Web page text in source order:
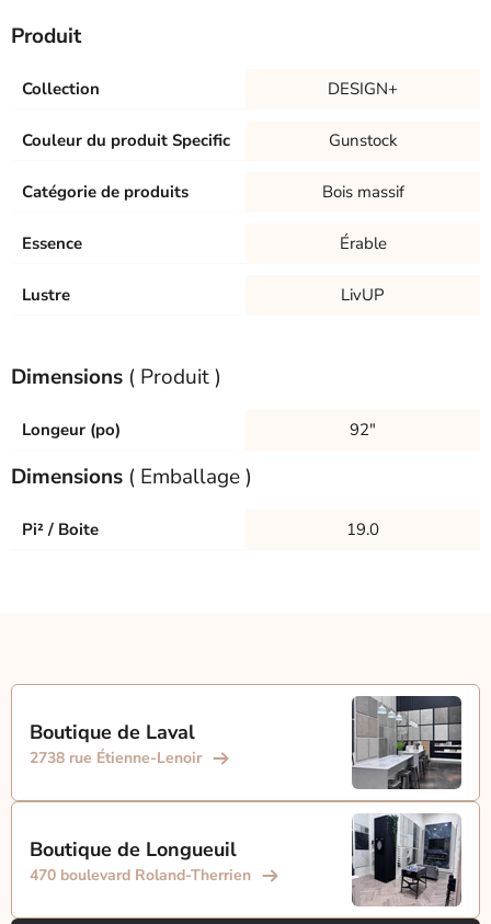
Produit
Collection DESIGN+
Couleur du produit Specific Gunstock
Catégorie de produits Bois massif
Essence Érable
Lustre LivUP
Dimensions ( Produit )
Longeur (po) 92"
Dimensions ( Emballage )
Pi² / Boite 19.0
Boutique de Laval
2738 rue Étienne-Lenoir
Boutique de Longueuil
470 boulevard Roland-Therrien